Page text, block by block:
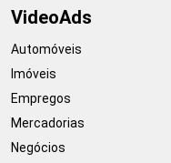
VideoAds
Automóveis
Imóveis
Empregos
Mercadorias
Negócios